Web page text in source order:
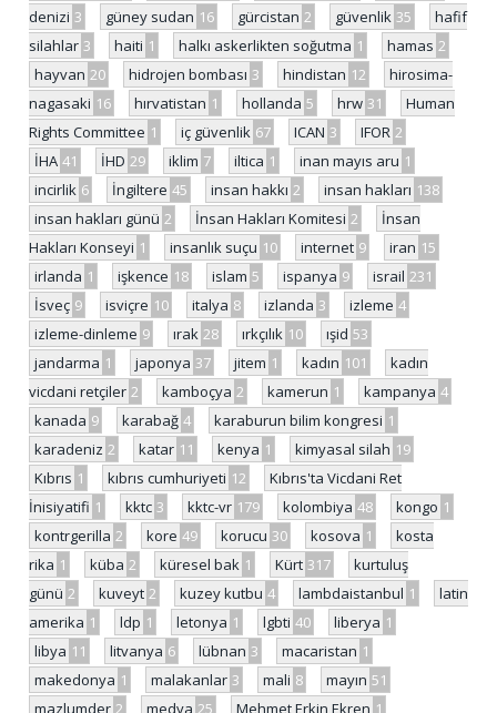
denizi 3 güney sudan 16 gürcistan 2 güvenlik 35
hafif
silahlar 3 haiti 1 halkı askerlikten soğutma 1 hamas 2
hayvan 20 hidrojen bombası 3 hindistan 12
hirosima-
nagasaki 16 hırvatistan 1 hollanda 5 hrw 31
Human
Rights Committee 1 iç güvenlik 67 ICAN 3 IFOR 2
İHA 41 İHD 29 iklim 7 iltica 1 inan mayıs aru 1
incirlik 6 İngiltere 45 insan hakkı 2 insan hakları 138
insan hakları günü 2 İnsan Hakları Komitesi 2
İnsan
Hakları Konseyi 1 insanlık suçu 10 internet 9 iran 15
irlanda 1 işkence 18 islam 5 ispanya 9 israil 231
İsveç 9 isviçre 10 italya 8 izlanda 3 izleme 4
izleme-dinleme 9 ırak 28 ırkçılık 10 ışid 53
jandarma 1 japonya 37 jitem 1 kadın 101
kadın
vicdani retçiler 2 kamboçya 2 kamerun 1 kampanya 4
kanada 9 karabağ 4 karaburun bilim kongresi 1
karadeniz 2 katar 11 kenya 1 kimyasal silah 19
Kıbrıs 1 kıbrıs cumhuriyeti 12
Kıbrıs'ta Vicdani Ret
İnisiyatifi 1 kktc 3 kktc-vr 179 kolombiya 48 kongo 1
kontrgerilla 2 kore 49 korucu 30 kosova 1
kosta
rika 1 küba 2 küresel bak 1 Kürt 317
kurtuluş
günü 2 kuveyt 2 kuzey kutbu 4 lambdaistanbul 1
latin
amerika 1 ldp 1 letonya 1 lgbti 40 liberya 1
libya 11 litvanya 6 lübnan 3 macaristan 1
makedonya 1 malakanlar 3 mali 8 mayın 51
mazlumder 2 medya 25 Mehmet Erkin Ekren 1